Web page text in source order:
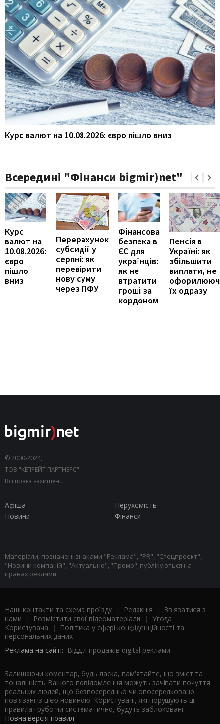
Курс валют на 10.08.2026: євро пішло вниз
Всередині "Фінанси bigmir)net"
Курс
валют на
10.08.2026:
євро
пішло
вниз
Перерахунок
субсидії у
серпні: як
перевірити
нову суму
через ПФУ
Фінансова
безпека в
ЄС для
українців:
як не
втратити
гроші за
кордоном
Пенсія в
Україні: як
збільшити
виплати, не
їх одразу
© 2000-2024,
ТОВ "КЕПРЕЙТ ПАРТНЕРС".
Всі права захищені.
Афіша
Нерухомість
Новини
Фінанси
Матеріали, позначені знаками "Реклама", "PR", "Спецпроект",
"Новини компаній", "Актуально", "Промо", публікуються на
правах реклами.
Наші контакти та схема проїзду | Редакція | Зв'язатися з
нами | Розмістити свої відеоматеріали | Угода
Користувача |
Політика у сфері конфіденційності та
персональних даних
Реклама на сайті: Відділ продажів digital реклами
Залишаючи коментар, будь ласка, пам'ятайте, що зміст та
тональність Вашого повідомлення можуть зачіпати почуття
реальних людей, що безпосередньо чи опосередковано
пов'язані із цією новиною. Користувачі, які порушують ці
правила грубо чи систематично, будуть заблоковані.
Повна версія правил